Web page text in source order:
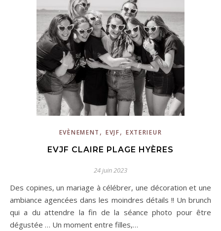
EVÈNEMENT ,EVJF, EXTERIEUR
EVJF CLAIRE PLAGE HYÈRES
24 juin 2023
Des copines, un mariage à célébrer, une décoration et une
ambiance agencées dans les moindres détails !! Un brunch
qui a du attendre la fin de la séance photo pour être
dégustée … Un moment entre filles,…